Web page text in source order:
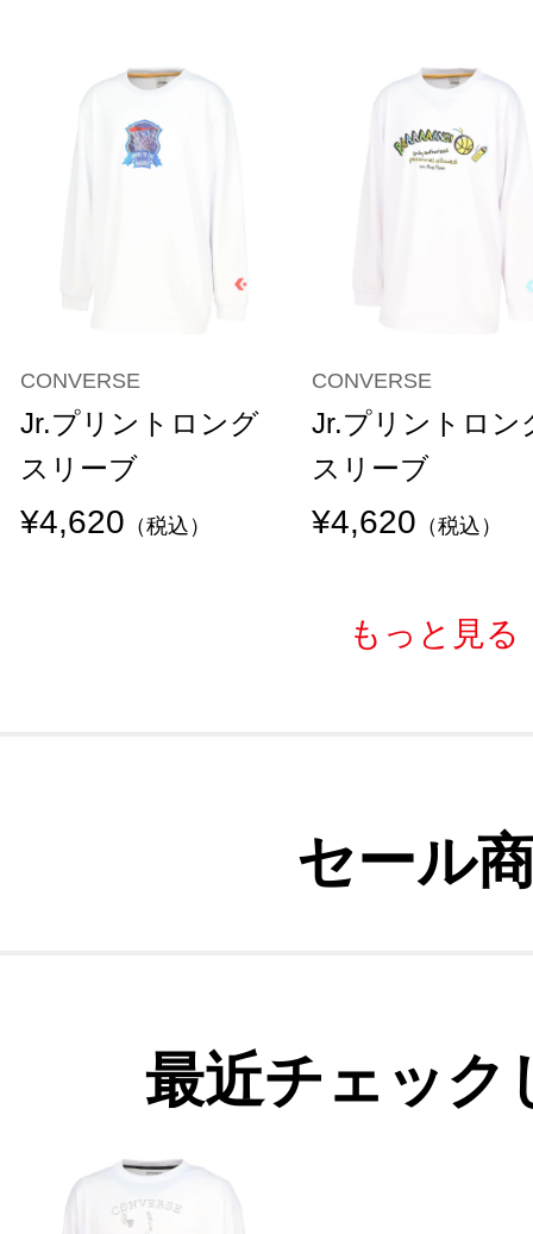
CONVERSE
Jr.プリントロング
スリーブ
¥4,620 （税込）
CONVERSE
Jr.プリントロン
スリーブ
¥4,620 （税込）
もっと見る
セール
最近チェック